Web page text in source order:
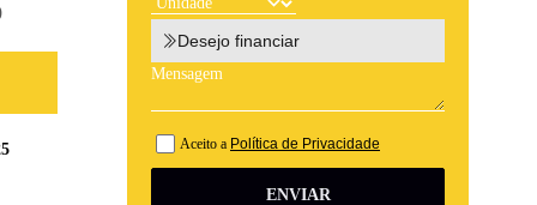
Desejo financiar
Aceito a Política de Privacidade
ENVIAR